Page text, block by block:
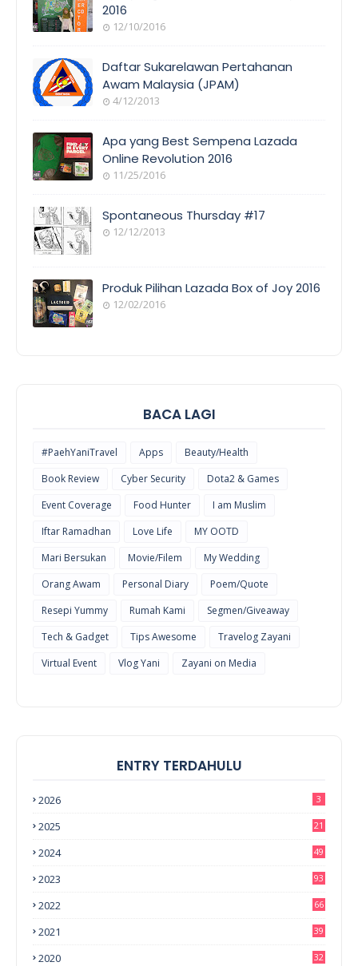
COVERAGE
2016
12/10/2016
AWAM
Daftar Sukarelawan Pertahanan
Awam Malaysia (JPAM)
4/12/2013
COVERAGE
Apa yang Best Sempena Lazada
Online Revolution 2016
11/25/2016
E
Spontaneous Thursday #17
12/12/2013
Produk Pilihan Lazada Box of Joy 2016
12/02/2016
BACA LAGI
#PaehYaniTravel Apps
Beauty/Health
Book Review
Cyber Security
Dota2 & Games
Event Coverage
Food Hunter
I am Muslim
Iftar Ramadhan
Love Life
MY OOTD
Mari Bersukan
Movie/Filem
My Wedding
Orang Awam
Personal Diary
Poem/Quote
Resepi Yummy
Rumah Kami
Segmen/Giveaway
Tech & Gadget
Tips Awesome
Travelog Zayani
Virtual Event
Vlog Yani Zayani on Media
ENTRY TERDAHULU
2026 3
2025 21
2024 49
2023 93
2022 66
2021 39
2020 32